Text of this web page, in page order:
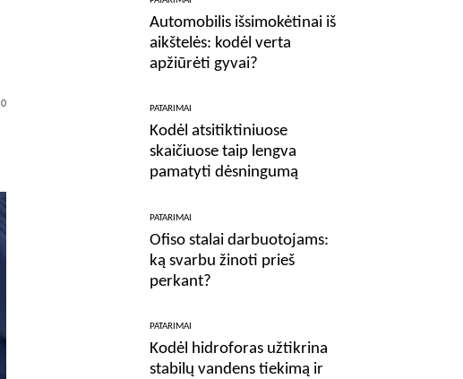
0
Automobilis išsimokėtinai iš
aikštelės: kodėl verta
apžiūrėti gyvai?
PATARIMAI
Kodėl atsitiktiniuose
skaičiuose taip lengva
pamatyti dėsningumą
PATARIMAI
Ofiso stalai darbuotojams:
ką svarbu žinoti prieš
perkant?
PATARIMAI
Kodėl hidroforas užtikrina
stabilų vandens tiekimą ir